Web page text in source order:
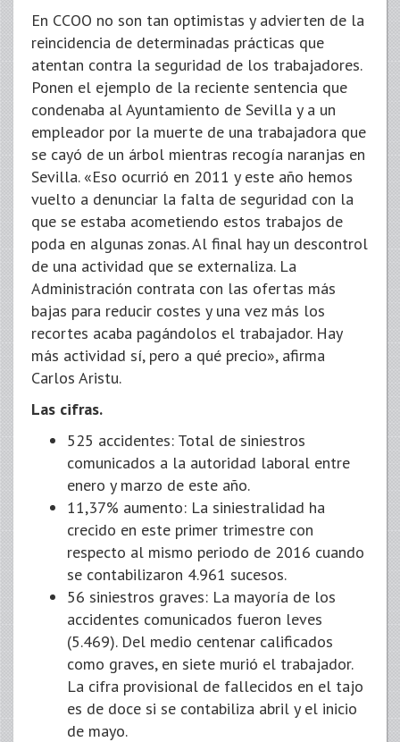
En CCOO no son tan optimistas y advierten de la
reincidencia de determinadas prácticas que
atentan contra la seguridad de los trabajadores.
Ponen el ejemplo de la reciente sentencia que
condenaba al Ayuntamiento de Sevilla y a un
empleador por la muerte de una trabajadora que
se cayó de un árbol mientras recogía naranjas en
Sevilla. «Eso ocurrió en 2011 y este año hemos
vuelto a denunciar la falta de seguridad con la
que se estaba acometiendo estos trabajos de
poda en algunas zonas. Al final hay un descontrol
de una actividad que se externaliza. La
Administración contrata con las ofertas más
bajas para reducir costes y una vez más los
recortes acaba pagándolos el trabajador. Hay
más actividad sí, pero a qué precio», afirma
Carlos Aristu.
Las cifras.
525 accidentes: Total de siniestros
comunicados a la autoridad laboral entre
enero y marzo de este año.
11,37% aumento: La siniestralidad ha
crecido en este primer trimestre con
respecto al mismo periodo de 2016 cuando
se contabilizaron 4.961 sucesos.
56 siniestros graves: La mayoría de los
accidentes comunicados fueron leves
(5.469). Del medio centenar calificados
como graves, en siete murió el trabajador.
La cifra provisional de fallecidos en el tajo
es de doce si se contabiliza abril y el inicio
de mayo.